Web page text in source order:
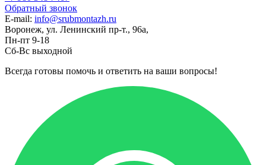
Обратный звонок
E-mail: info@srubmontazh.ru
Воронеж, ул. Ленинский пр-т., 96а,
Пн-пт 9-18
Сб-Вс выходной
Всегда готовы помочь и ответить на ваши вопросы!